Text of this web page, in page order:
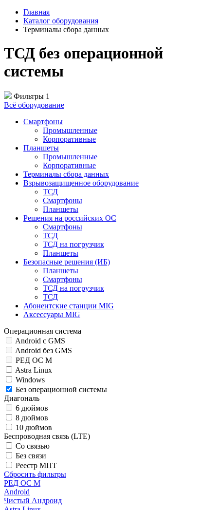
Главная
Каталог оборудования
Терминалы сбора данных
ТСД без операционной
системы
Фильтры 1
Всё оборудование
Смартфоны
Промышленные
Корпоративные
Планшеты
Промышленные
Корпоративные
Терминалы сбора данных
Взрывозащищенное оборудование
ТСД
Смартфоны
Планшеты
Решения на российских ОС
Смартфоны
ТСД
ТСД на погрузчик
Планшеты
Безопасные решения (ИБ)
Планшеты
Смартфоны
ТСД на погрузчик
ТСД
Абонентские станции MIG
Аксессуары MIG
Операционная система
Android с GMS
Android без GMS
РЕД ОС М
Astra Linux
Windows
Без операционной системы
Диагональ
6 дюймов
8 дюймов
10 дюймов
Беспроводная связь (LTE)
Со связью
Без связи
Реестр МПТ
Сбросить фильтры
РЕД ОС М
Android
Чистый Андроид